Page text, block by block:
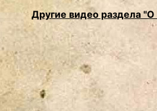
Другие видео раздела